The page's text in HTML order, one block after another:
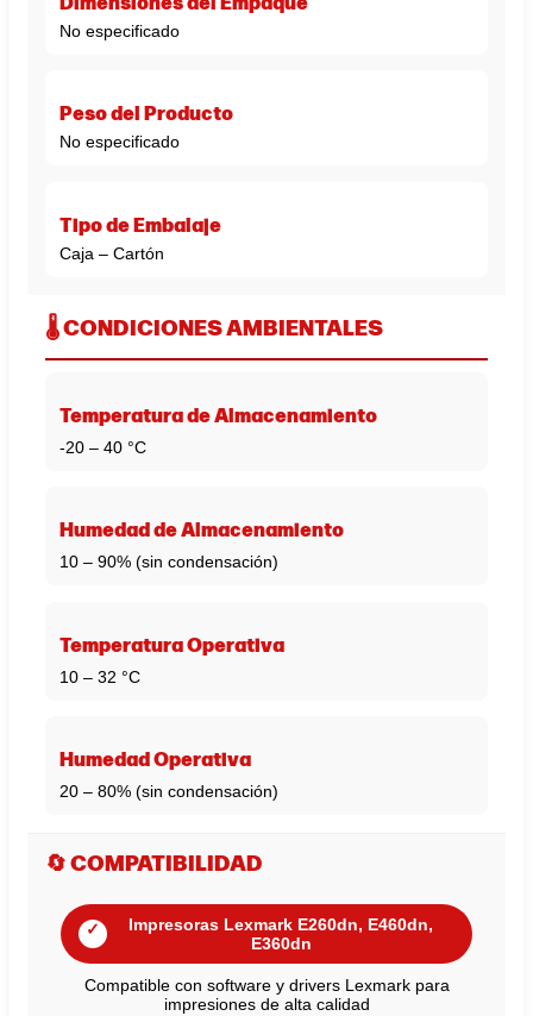
No especificado
Peso del Producto
No especificado
Tipo de Embalaje
Caja – Cartón
🌡️ CONDICIONES AMBIENTALES
Temperatura de Almacenamiento
-20 – 40 °C
Humedad de Almacenamiento
10 – 90% (sin condensación)
Temperatura Operativa
10 – 32 °C
Humedad Operativa
20 – 80% (sin condensación)
🔄 COMPATIBILIDAD
✓
Impresoras Lexmark E260dn, E460dn,
E360dn
Compatible con software y drivers Lexmark para
impresiones de alta calidad